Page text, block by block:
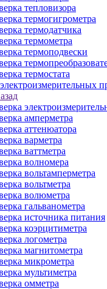
тепловизора
термогигрометра
термодатчика
термометра
термоподвески
термостата
амперметра
аттенюатора
варметра
ваттметра
волномера
вольтамперметра
вольтметра
волюметра
гальванометра
источника питания
коэрцитиметра
логометра
магнитометра
микрометра
мультиметра
омметра